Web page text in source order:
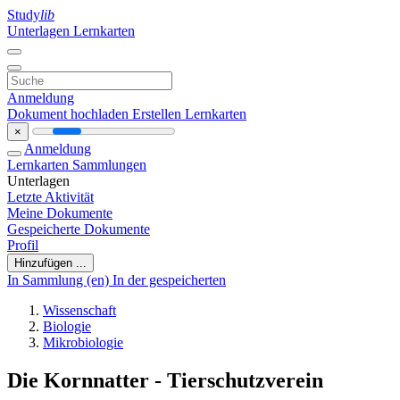
Studylib
Unterlagen Lernkarten
Anmeldung
Dokument hochladen Erstellen Lernkarten
×
Anmeldung
Lernkarten Sammlungen
Unterlagen
Letzte Aktivität
Meine Dokumente
Gespeicherte Dokumente
Profil
Hinzufügen ...
In Sammlung (en) In der gespeicherten
Wissenschaft
Biologie
Mikrobiologie
Die Kornnatter - Tierschutzverein